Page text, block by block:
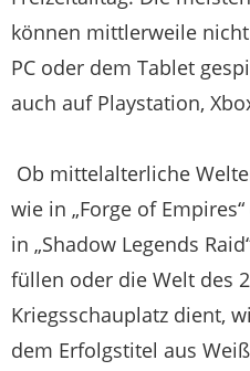
können mittlerweile
PC oder dem Tablet
auch auf Playstation,
Ob mittelalterliche
wie in „Forge of
in „Shadow Legends
füllen oder die Welt des
Kriegsschauplatz dient,
dem Erfolgstitel aus